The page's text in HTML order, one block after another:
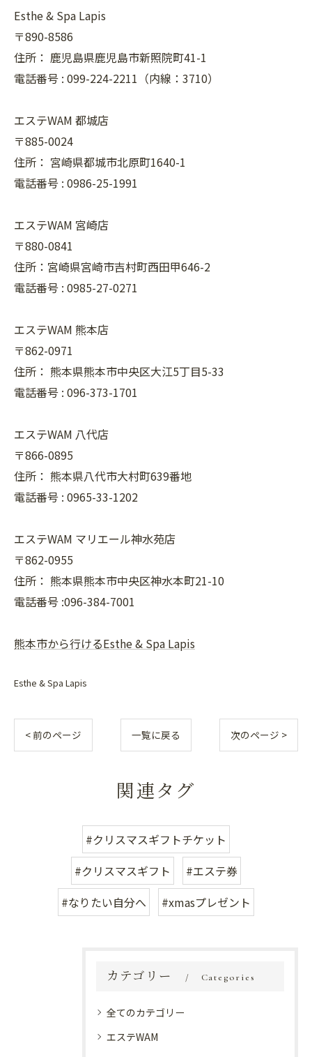
Esthe & Spa Lapis
〒890-8586
住所： 鹿児島県鹿児島市新照院町41-1
電話番号 : 099-224-2211（内線：3710）
エステWAM 都城店
〒885-0024
住所： 宮崎県都城市北原町1640-1
電話番号 : 0986-25-1991
エステWAM 宮崎店
〒880-0841
住所：宮崎県宮崎市吉村町西田甲646-2
電話番号 : 0985-27-0271
エステWAM 熊本店
〒862-0971
住所： 熊本県熊本市中央区大江5丁目5-33
電話番号 : 096-373-1701
エステWAM 八代店
〒866-0895
住所： 熊本県八代市大村町639番地
電話番号 : 0965-33-1202
エステWAM マリエール神水苑店
〒862-0955
住所： 熊本県熊本市中央区神水本町21-10
電話番号 :096-384-7001
熊本市から行けるEsthe & Spa Lapis
Esthe & Spa Lapis
< 前のページ 一覧に戻る 次のページ >
関連タグ
#クリスマスギフトチケット
#クリスマスギフト
#エステ券
#なりたい自分へ
#xmasプレゼント
カテゴリー Categories
全てのカテゴリー
エステWAM